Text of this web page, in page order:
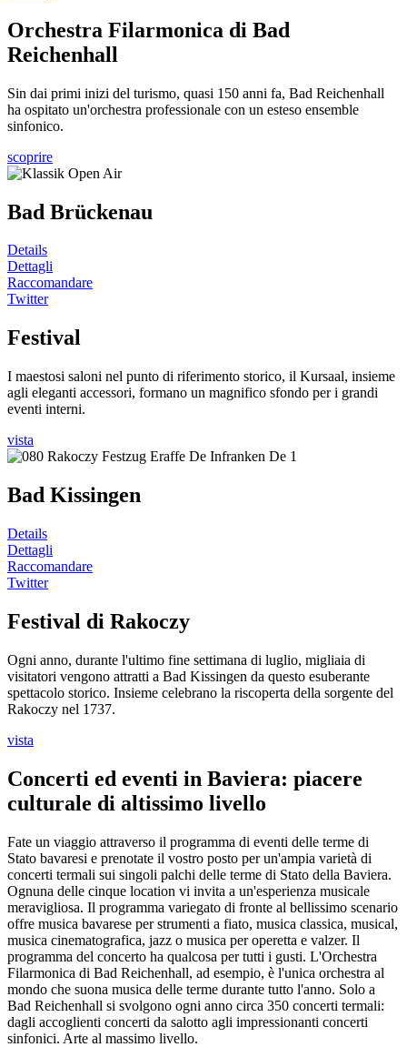
Orchestra Filarmonica di Bad
Reichenhall
Sin dai primi inizi del turismo, quasi 150 anni fa, Bad Reichenhall
ha ospitato un'orchestra professionale con un esteso ensemble
sinfonico.
scoprire
Bad Brückenau
Details
Dettagli
Raccomandare
Twitter
Festival
I maestosi saloni nel punto di riferimento storico, il Kursaal, insieme
agli eleganti accessori, formano un magnifico sfondo per i grandi
eventi interni.
vista
Bad Kissingen
Details
Dettagli
Raccomandare
Twitter
Festival di Rakoczy
Ogni anno, durante l'ultimo fine settimana di luglio, migliaia di
visitatori vengono attratti a Bad Kissingen da questo esuberante
spettacolo storico. Insieme celebrano la riscoperta della sorgente del
Rakoczy nel 1737.
vista
Concerti ed eventi in Baviera: piacere
culturale di altissimo livello
Fate un viaggio attraverso il programma di eventi delle terme di
Stato bavaresi e prenotate il vostro posto per un'ampia varietà di
concerti termali sui singoli palchi delle terme di Stato della Baviera.
Ognuna delle cinque location vi invita a un'esperienza musicale
meravigliosa. Il programma variegato di fronte al bellissimo scenario
offre musica bavarese per strumenti a fiato, musica classica, musical,
musica cinematografica, jazz o musica per operetta e valzer. Il
programma del concerto ha qualcosa per tutti i gusti. L'Orchestra
Filarmonica di Bad Reichenhall, ad esempio, è l'unica orchestra al
mondo che suona musica delle terme durante tutto l'anno. Solo a
Bad Reichenhall si svolgono ogni anno circa 350 concerti termali:
dagli accoglienti concerti da salotto agli impressionanti concerti
sinfonici. Arte al massimo livello.